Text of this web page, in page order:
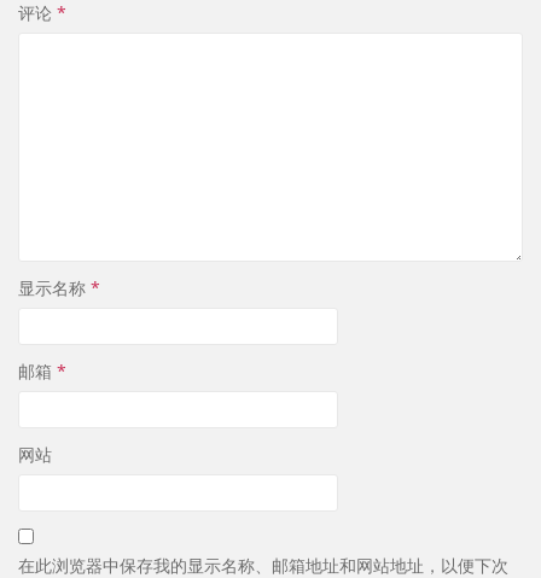
评论 *
显示名称 *
邮箱 *
网站
在此浏览器中保存我的显示名称、邮箱地址和网站地址，以便下次